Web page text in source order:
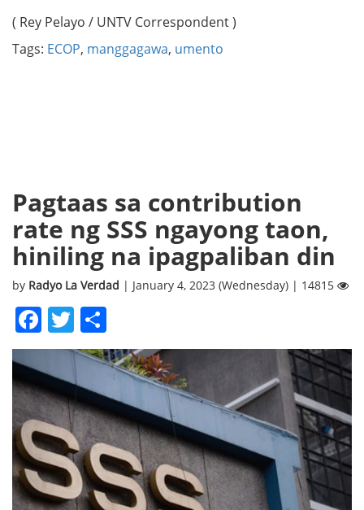
( Rey Pelayo / UNTV Correspondent )
Tags: ECOP, manggagawa, umento
Pagtaas sa contribution
rate ng SSS ngayong taon,
hiniling na ipagpaliban din
by Radyo La Verdad | January 4, 2023 (Wednesday) | 14815
Facebook
Twitter